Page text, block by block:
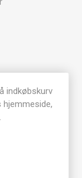
et naturligt
fra produkt til
fra den
indkøbskurv
hjemmeside,